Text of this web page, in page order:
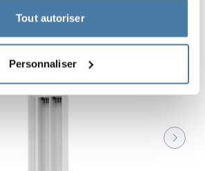
Tout autoriser
Personnaliser